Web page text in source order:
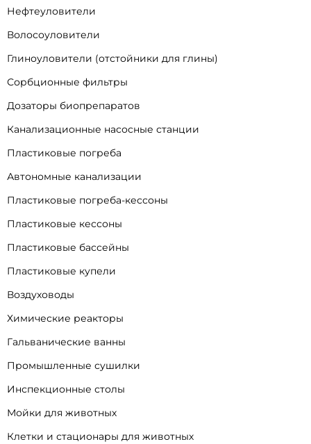
Нефтеуловители
Волосоуловители
Глиноуловители (отстойники для глины)
Сорбционные фильтры
Дозаторы биопрепаратов
Канализационные насосные станции
Пластиковые погреба
Автономные канализации
Пластиковые погреба-кессоны
Пластиковые кессоны
Пластиковые бассейны
Пластиковые купели
Воздуховоды
Химические реакторы
Гальванические ванны
Промышленные сушилки
Инспекционные столы
Мойки для животных
Клетки и стационары для животных